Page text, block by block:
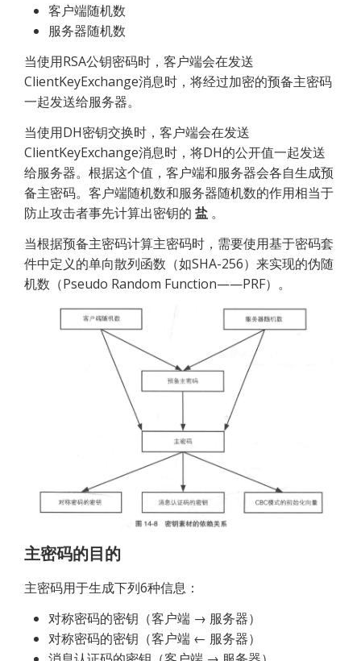
客户端随机数
服务器随机数
当使用RSA公钥密码时，客户端会在发送
ClientKeyExchange消息时，将经过加密的预备主密码
一起发送给服务器。
当使用DH密钥交换时，客户端会在发送
ClientKeyExchange消息时，将DH的公开值一起发送
给服务器。根据这个值，客户端和服务器会各自生成预
备主密码。客户端随机数和服务器随机数的作用相当于
防止攻击者事先计算出密钥的 盐 。
当根据预备主密码计算主密码时，需要使用基于密码套
件中定义的单向散列函数（如SHA-256）来实现的伪随
机数（Pseudo Random Function——PRF）。
主密码的目的
主密码用于生成下列6种信息：
对称密码的密钥（客户端 → 服务器）
对称密码的密钥（客户端 ← 服务器）